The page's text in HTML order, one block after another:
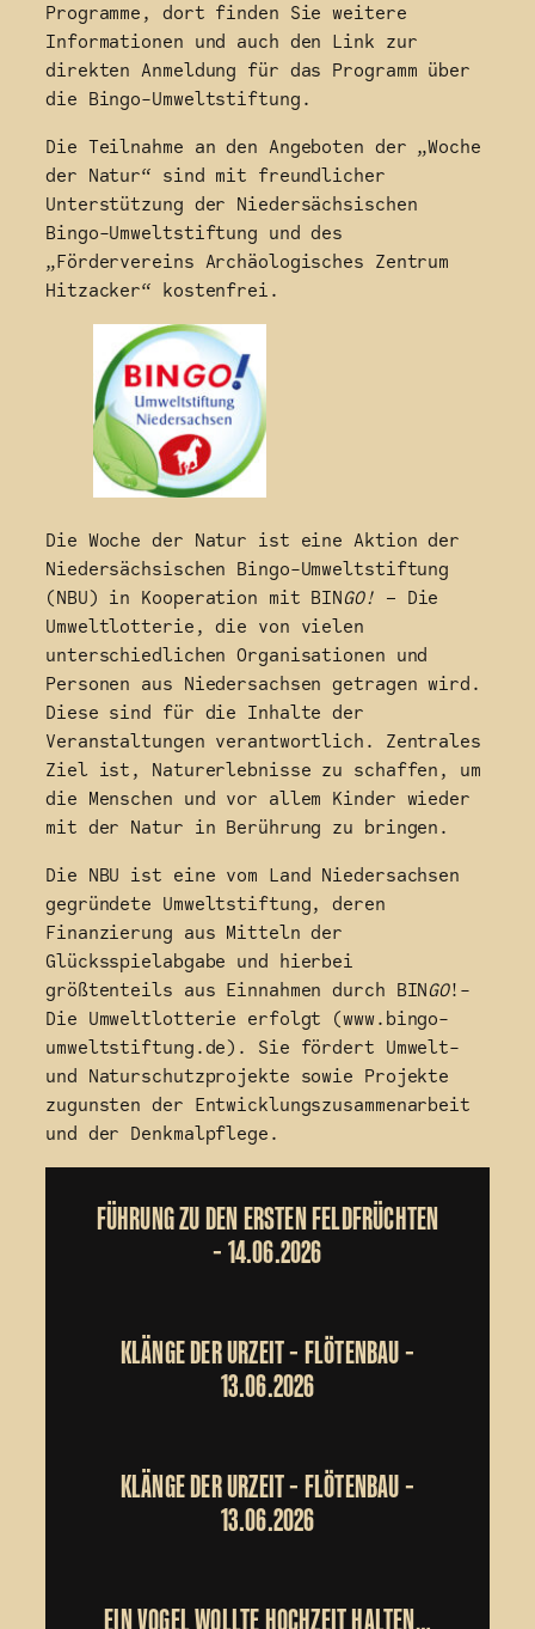
Programme, dort finden Sie weitere
Informationen und auch den Link zur
direkten Anmeldung für das Programm über
die Bingo-Umweltstiftung.
Die Teilnahme an den Angeboten der „Woche
der Natur“ sind mit freundlicher
Unterstützung der Niedersächsischen
Bingo-Umweltstiftung und des
„Fördervereins Archäologisches Zentrum
Hitzacker“ kostenfrei.
Die Woche der Natur ist eine Aktion der
Niedersächsischen Bingo-Umweltstiftung
(NBU) in Kooperation mit BINGO! – Die
Umweltlotterie, die von vielen
unterschiedlichen Organisationen und
Personen aus Niedersachsen getragen wird.
Diese sind für die Inhalte der
Veranstaltungen verantwortlich. Zentrales
Ziel ist, Naturerlebnisse zu schaffen, um
die Menschen und vor allem Kinder wieder
mit der Natur in Berührung zu bringen.
Die NBU ist eine vom Land Niedersachsen
gegründete Umweltstiftung, deren
Finanzierung aus Mitteln der
Glücksspielabgabe und hierbei
größtenteils aus Einnahmen durch BINGO!-
Die Umweltlotterie erfolgt (www.bingo-
umweltstiftung.de). Sie fördert Umwelt-
und Naturschutzprojekte sowie Projekte
zugunsten der Entwicklungszusammenarbeit
und der Denkmalpflege.
FÜHRUNG ZU DEN ERSTEN FELDFRÜCHTEN
– 14.06.2026
KLÄNGE DER URZEIT – FLÖTENBAU –
13.06.2026
KLÄNGE DER URZEIT – FLÖTENBAU –
13.06.2026
EIN VOGEL WOLLTE HOCHZEIT HALTEN…